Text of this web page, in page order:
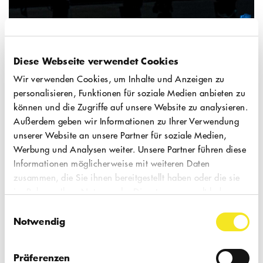
Diese Webseite verwendet Cookies
Wir verwenden Cookies, um Inhalte und Anzeigen zu
personalisieren, Funktionen für soziale Medien anbieten zu
können und die Zugriffe auf unsere Website zu analysieren.
Außerdem geben wir Informationen zu Ihrer Verwendung
unserer Website an unsere Partner für soziale Medien,
Werbung und Analysen weiter. Unsere Partner führen diese
Informationen möglicherweise mit weiteren Daten
zusammen, die Sie ihnen bereitgestellt haben oder die sie
im Rahmen Ihrer Nutzung der Dienste gesammelt haben.
Notwendig
Präferenzen
Stufen zu überwinden. Daher ist der
Zugang für Rollstuhlfahrer:innen leider
nicht barrierefrei. Sie haben Fragen zu
Ihrem Theaterbesuch? Sprechen Sie uns
gerne an.